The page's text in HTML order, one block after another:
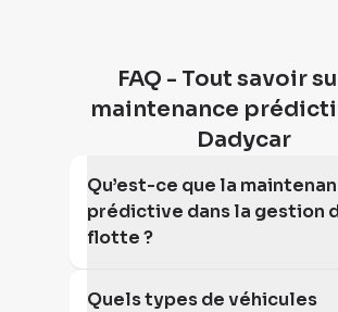
FAQ - Tout savoir
maintenance
Dadycar
Qu’est-ce que la
prédictive dans la gestion
flotte ?
Quels types de véhicules